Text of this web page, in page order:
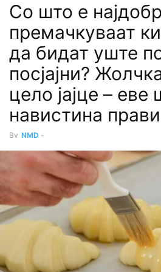
Со што е
премачкуваат
да бидат уште
посјајни?
цело јајце – еве
навистина
By NMD -